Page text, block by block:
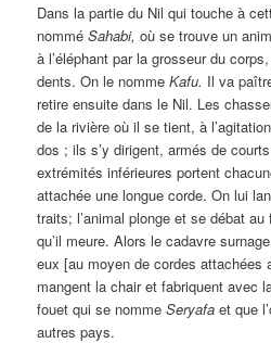
Dans la partie du Nil qui touche à
nomméSahabi,où se trouve un
à l’éléphant par la grosseur du
dents. On le nommeKafu. Il va
retire ensuite dans le Nil. Les
de la rivière où il se tient, à
dos ; ils s’y dirigent, armés de
extrémités inférieures portent
attachée une longue corde. On lui
traits; l’animal plonge et se débat au
qu’il meure. Alors le cadavre
eux [au moyen de cordes attachées
mangent la chair et fabriquent avec
fouet qui se nommeSeryafaet que
autres pays.